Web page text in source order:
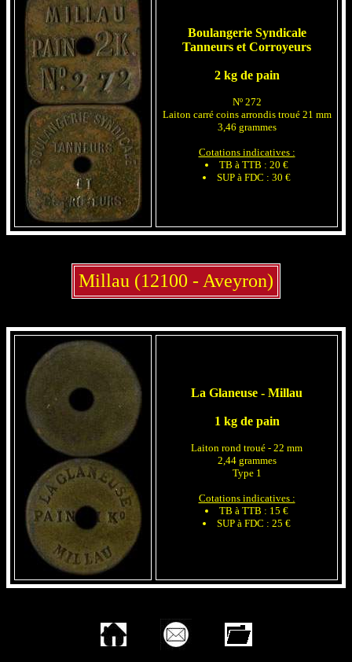
Boulangerie Syndicale
Tanneurs et Corroyeurs
2 kg de pain
Nº 272
Laiton carré coins arrondis troué 21 mm
3,46 grammes
Cotations indicatives :
TB à TTB : 20 €
SUP à FDC : 30 €
Millau (12100 - Aveyron)
La Glaneuse - Millau
1 kg de pain
Laiton rond troué - 22 mm
2,44 grammes
Type 1
Cotations indicatives :
TB à TTB : 15 €
SUP à FDC : 25 €